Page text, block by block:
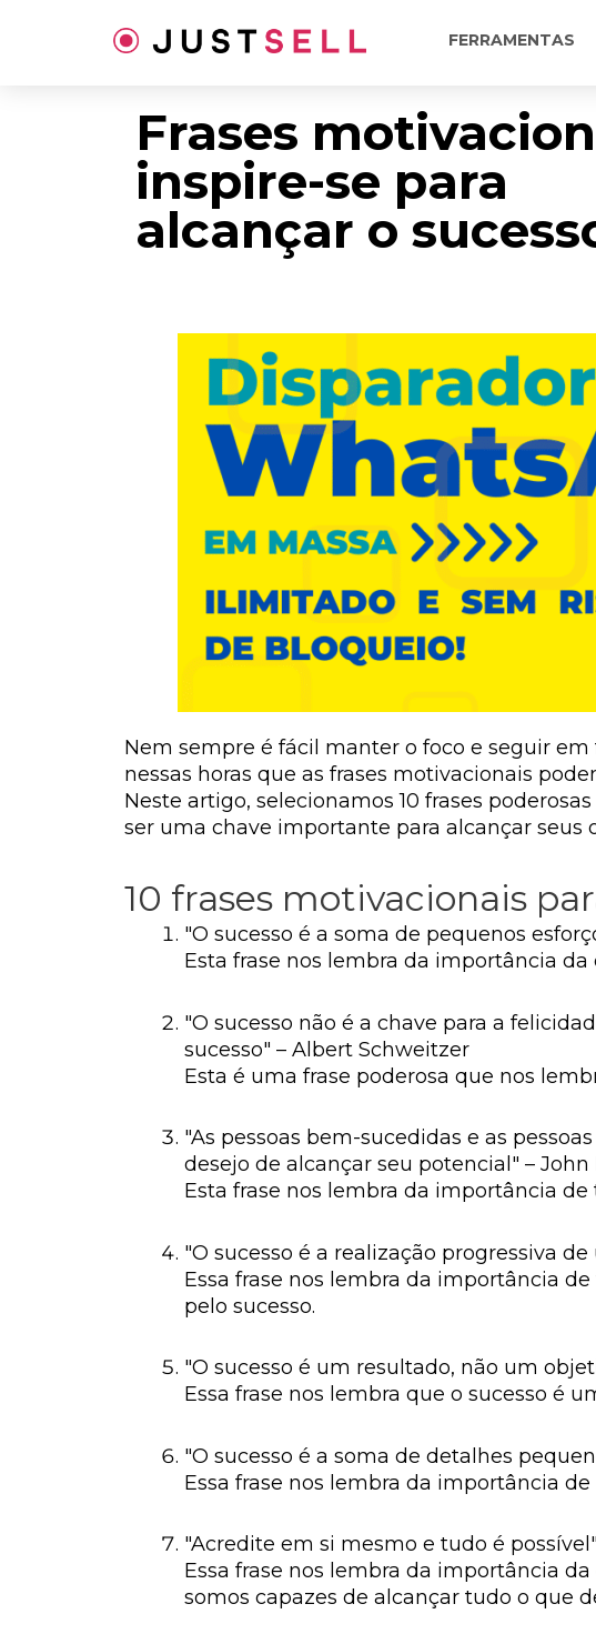
FERRAMENTAS
Frases
inspire-se para
alcançar o
Nem sempre é fácil manter o foco e seguir
nessas horas que as frases motivacionais
Neste artigo, selecionamos 10 frases
ser uma chave importante para alcançar seus
10 frases motivacionais
"O sucesso é a soma de pequenos
Esta frase nos lembra da importância
"O sucesso não é a chave para a
sucesso" – Albert Schweitzer
Esta é uma frase poderosa que nos
"As pessoas bem-sucedidas e as
desejo de alcançar seu potencial" – John
Esta frase nos lembra da importância
"O sucesso é a realização progressiva
Essa frase nos lembra da importância
pelo sucesso.
"O sucesso é um resultado, não um
Essa frase nos lembra que o sucesso é
"O sucesso é a soma de detalhes
Essa frase nos lembra da importância
"Acredite em si mesmo e tudo é
Essa frase nos lembra da importância
somos capazes de alcançar tudo o que